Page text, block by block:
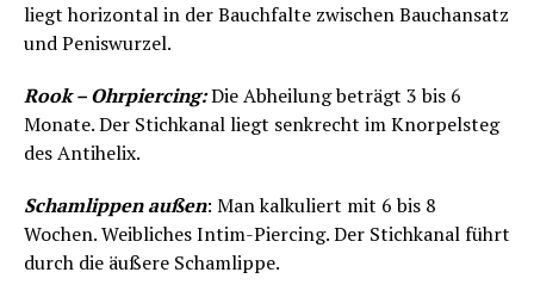
liegt horizontal in der Bauchfalte zwischen Bauchansatz
und Peniswurzel.
Rook – Ohrpiercing:Die Abheilung beträgt 3 bis 6
Monate. Der Stichkanal liegt senkrecht im Knorpelsteg
des Antihelix.
Schamlippen außen: Man kalkuliert mit 6 bis 8
Wochen. Weibliches Intim-Piercing. Der Stichkanal führt
durch die äußere Schamlippe.